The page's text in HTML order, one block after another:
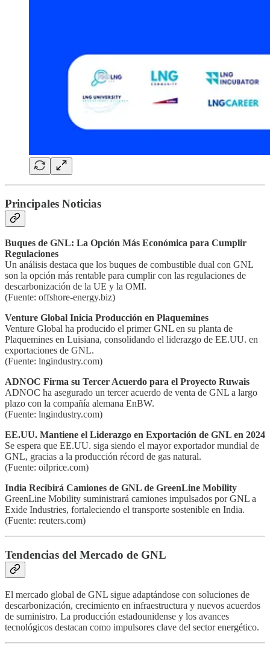
Principales Noticias
Buques de GNL: La Opción Más Económica para Cumplir
Regulaciones
Un análisis destaca que los buques de combustible dual con GNL
son la opción más rentable para cumplir con las regulaciones de
descarbonización de la UE y la OMI.
(Fuente: offshore-energy.biz)
Venture Global Inicia Producción en Plaquemines
Venture Global ha producido el primer GNL en su planta de
Plaquemines en Luisiana, consolidando el liderazgo de EE.UU. en
exportaciones de GNL.
(Fuente: lngindustry.com)
ADNOC Firma su Tercer Acuerdo para el Proyecto Ruwais
ADNOC ha asegurado un tercer acuerdo de venta de GNL a largo
plazo con la compañía alemana EnBW.
(Fuente: lngindustry.com)
EE.UU. Mantiene el Liderazgo en Exportación de GNL en 2024
Se espera que EE.UU. siga siendo el mayor exportador mundial de
GNL, gracias a la producción récord de gas natural.
(Fuente: oilprice.com)
India Recibirá Camiones de GNL de GreenLine Mobility
GreenLine Mobility suministrará camiones impulsados por GNL a
Exide Industries, fortaleciendo el transporte sostenible en India.
(Fuente: reuters.com)
Tendencias del Mercado de GNL
El mercado global de GNL sigue adaptándose con soluciones de
descarbonización, crecimiento en infraestructura y nuevos acuerdos
de suministro. La producción estadounidense y los avances
tecnológicos destacan como impulsores clave del sector energético.